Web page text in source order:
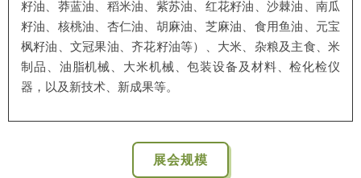
籽油、莽蓝油、稻米油、紫苏油、红花籽油、沙棘油、南瓜
籽油、核桃油、杏仁油、胡麻油、芝麻油、食用鱼油、元宝
枫籽油、文冠果油、齐花籽油等）、大米、杂粮及主食、米
制品、油脂机械、大米机械、包装设备及材料、检化检仪
器，以及新技术、新成果等。
展会规模